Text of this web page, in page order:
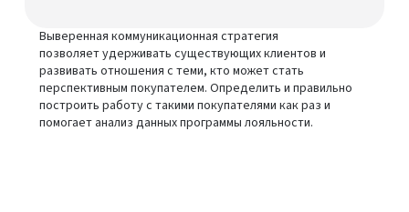
Выверенная коммуникационная стратегия
позволяет удерживать существующих клиентов и
развивать отношения с теми, кто может стать
перспективным покупателем. Определить и правильно
построить работу с такими покупателями как раз и
помогает анализ данных программы лояльности.